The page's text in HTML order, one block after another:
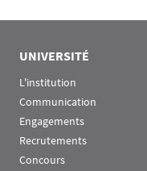
UNIVERSITÉ
L'institution
Communication
Engagements
Recrutements
Concours